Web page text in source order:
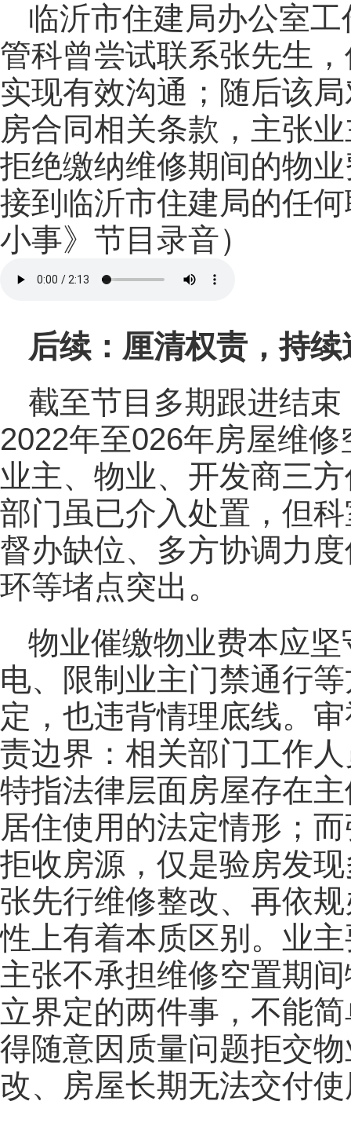
临沂市住建局办公室
管科曾尝试联系张先生
实现有效沟通；随后该
房合同相关条款，主张
拒绝缴纳维修期间的物
接到临沂市住建局的任
小事》节目录音）
后续：厘清权责，持
截至节目多期跟进结
2022年至026年房屋维
业主、物业、开发商三
部门虽已介入处置，但
督办缺位、多方协调力
环等堵点突出。
物业催缴物业费本应
电、限制业主门禁通行
定，也违背情理底线。
责边界：相关部门工作
特指法律层面房屋存在
居住使用的法定情形；
拒收房源，仅是验房发
张先行维修整改、再依
性上有着本质区别。业
主张不承担维修空置期
立界定的两件事，不能
得随意因质量问题拒交
改、房屋长期无法交付